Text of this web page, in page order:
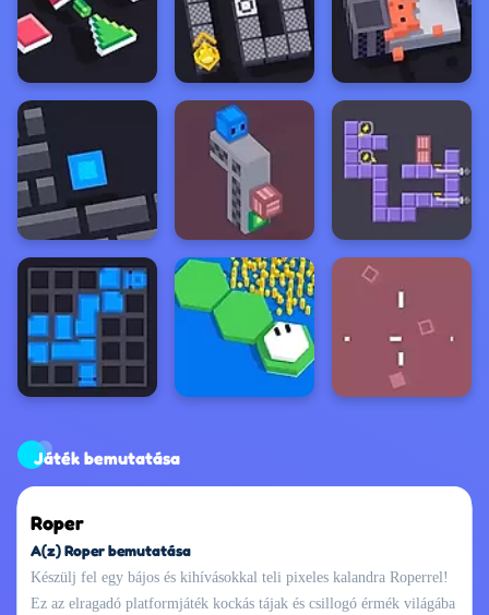
Játék bemutatása
Roper
A(z) Roper bemutatása
Készülj fel egy bájos és kihívásokkal teli pixeles kalandra Roperrel!
Ez az elragadó platformjáték kockás tájak és csillogó érmék világába